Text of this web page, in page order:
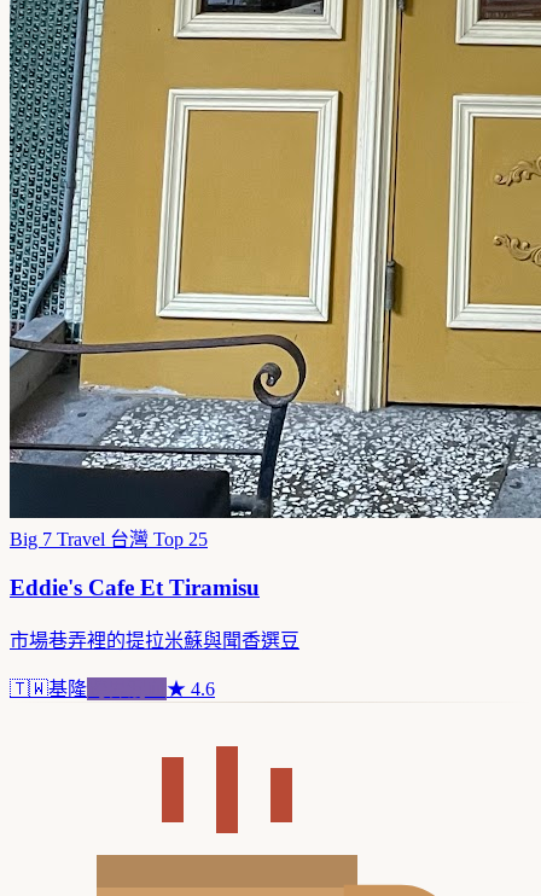
Big 7 Travel 台灣 Top 25
Eddie's Cafe Et Tiramisu
市場巷弄裡的提拉米蘇與聞香選豆
🇹🇼基隆 ★ 4.6